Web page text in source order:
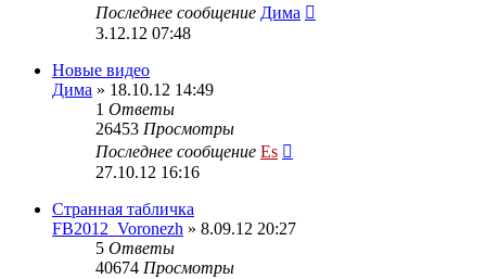
Последнее сообщение Дима
3.12.12 07:48
Новые видео
Дима » 18.10.12 14:49
1 Ответы
26453 Просмотры
Последнее сообщение Es
27.10.12 16:16
Странная табличка
FB2012_Voronezh » 8.09.12 20:27
5 Ответы
40674 Просмотры